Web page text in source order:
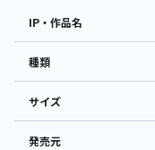
IP・作品名
種類
サイズ
発売元